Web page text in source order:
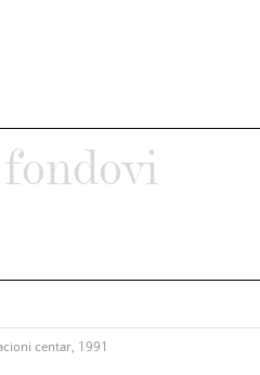
centar, 1991